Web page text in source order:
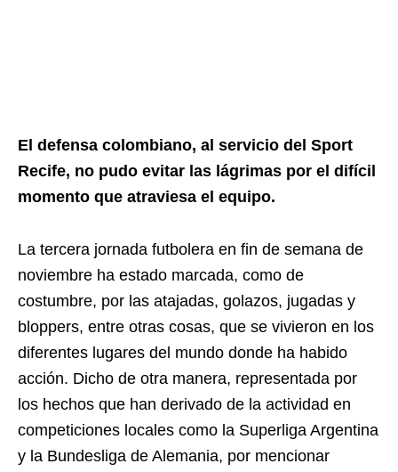
El defensa colombiano, al servicio del Sport
Recife, no pudo evitar las lágrimas por el difícil
momento que atraviesa el equipo.
La tercera jornada futbolera en fin de semana de
noviembre ha estado marcada, como de
costumbre, por las atajadas, golazos, jugadas y
bloppers, entre otras cosas, que se vivieron en los
diferentes lugares del mundo donde ha habido
acción. Dicho de otra manera, representada por
los hechos que han derivado de la actividad en
competiciones locales como la Superliga Argentina
y la Bundesliga de Alemania, por mencionar